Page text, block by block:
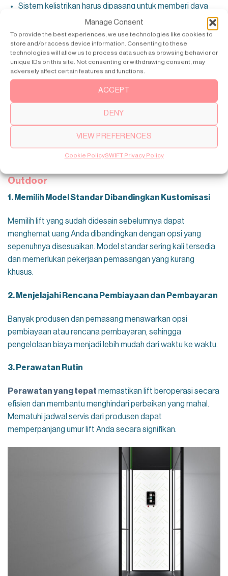
Manage Consent
To provide the best experiences, we use technologies like cookies to
store and/or access device information. Consenting to these
technologies will allow us to process data such as browsing behavior or
unique IDs on this site. Not consenting or withdrawing consent, may
adversely affect certain features and functions.
ACCEPT
DENY
VIEW PREFERENCES
Cookie PolicySWIFT Privacy Policy
Sistem kelistrikan harus dipasang untuk memberi daya
pada lift secara efisien.
Pekerjaan tambahan dapat mencakup pelapisan anti
cuaca dan peningkatan estetika.
HUBUNGI TIM SWIFTLIFTS
Outdoor
1. Memilih Model Standar Dibandingkan Kustomisasi
Memilih lift yang sudah didesain sebelumnya dapat
menghemat uang Anda dibandingkan dengan opsi yang
sepenuhnya disesuaikan. Model standar sering kali tersedia
dan memerlukan pekerjaan pemasangan yang kurang
khusus.
2. Menjelajahi Rencana Pembiayaan dan Pembayaran
Banyak produsen dan pemasang menawarkan opsi
pembiayaan atau rencana pembayaran, sehingga
pengelolaan biaya menjadi lebih mudah dari waktu ke waktu.
3. Perawatan Rutin
Perawatan yang tepat memastikan lift beroperasi secara
efisien dan membantu menghindari perbaikan yang mahal.
Mematuhi jadwal servis dari produsen dapat
memperpanjang umur lift Anda secara signifikan.